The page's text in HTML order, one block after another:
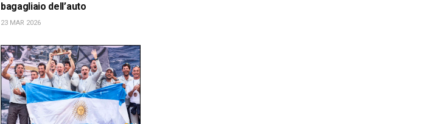
bagagliaio dell’auto
23 MAR 2026